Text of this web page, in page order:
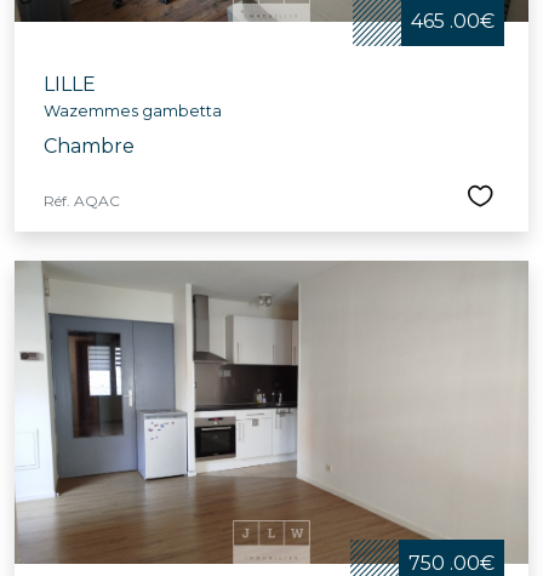
465 .00€
LILLE
Wazemmes gambetta
Chambre
Réf. AQAC
750 .00€